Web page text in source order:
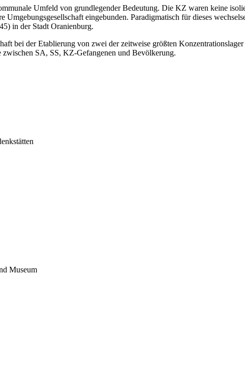
Umfeld von grundlegender Bedeutung. Die KZ waren keine
eingebunden. Paradigmatisch für dieses
in der Stadt Oranienburg.
bei der Etablierung von zwei der zeitweise größten
SA, SS, KZ-Gefangenen und Bevölkerung.
Museum